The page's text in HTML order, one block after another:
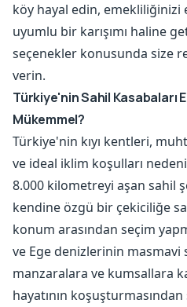
köy hayal edin, emekliliğinizi
uyumlu bir karışımı haline
seçenekler konusunda size
verin.
Türkiye'nin Sahil Kasabaları
Mükemmel?
Türkiye'nin kıyı kentleri,
ve ideal iklim koşulları
8.000 kilometreyi aşan sahil
kendine özgü bir çekiciliğe
konum arasından seçim
ve Ege denizlerinin masmavi
manzaralara ve kumsallara
hayatının